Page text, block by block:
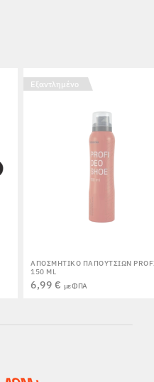
Εξαντλημένο
ΑΠΟΣΜΗΤΙΚΌ ΠΑΠΟΥΤΣΙΏΝ
150 ML
6,99 € με ΦΠΑ